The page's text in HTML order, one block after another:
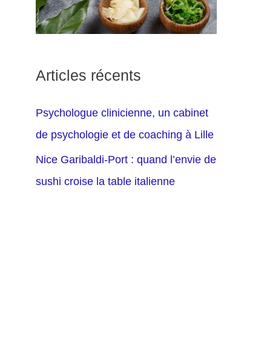
Articles récents
Psychologue clinicienne, un cabinet
de psychologie et de coaching à Lille
Nice Garibaldi-Port : quand l’envie de
sushi croise la table italienne